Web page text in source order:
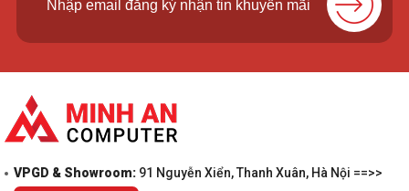
VPGD & Showroom: 91 Nguyễn Xiển, Thanh Xuân, Hà Nội ==>>